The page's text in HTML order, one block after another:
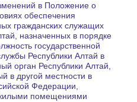
в Положение о
обеспечения
гражданских служащих
назначенных в порядке
государственной
Республики Алтай в
орган Республики Алтай,
в другой местности в
Федерации,
помещениями